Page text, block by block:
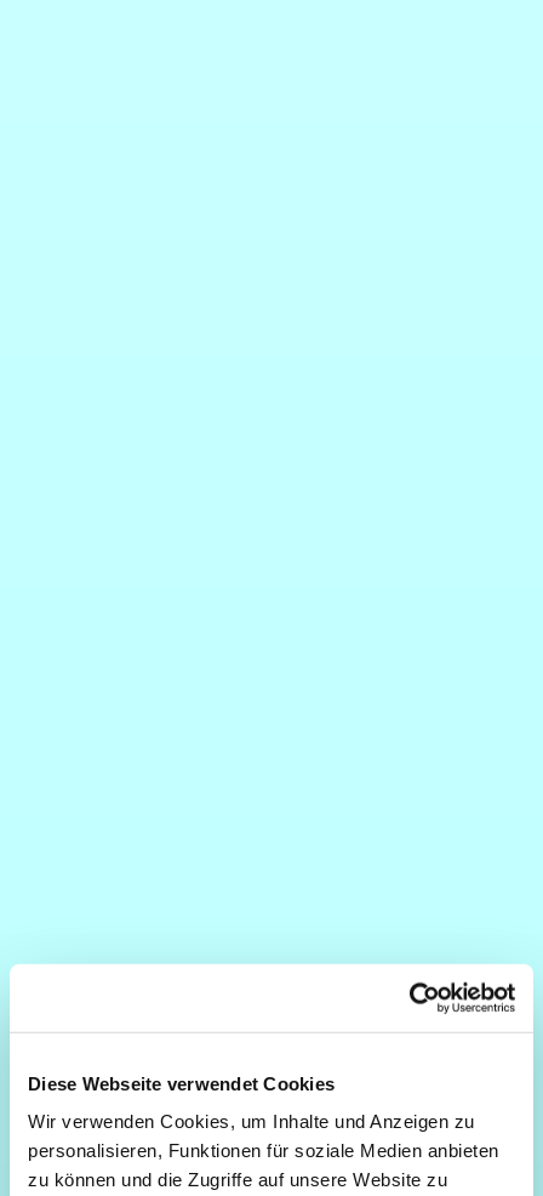
Diese Webseite verwendet Cookies
Wir verwenden Cookies, um Inhalte und Anzeigen zu
personalisieren, Funktionen für soziale Medien anbieten
zu können und die Zugriffe auf unsere Website zu